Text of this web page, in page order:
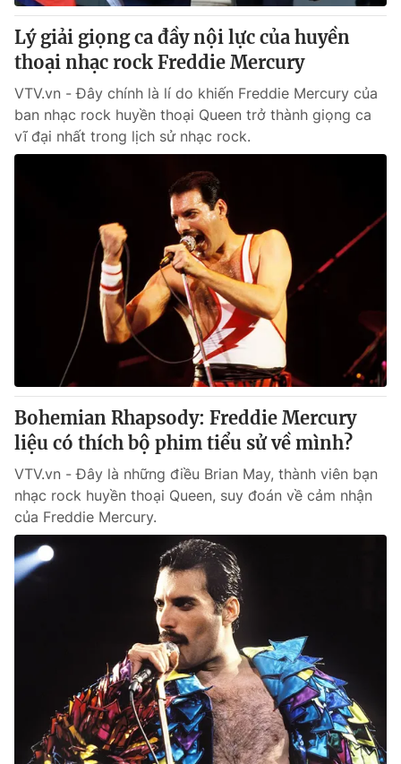
Lý giải giọng ca đầy nội lực của huyền
thoại nhạc rock Freddie Mercury
VTV.vn - Đây chính là lí do khiến Freddie Mercury của
ban nhạc rock huyền thoại Queen trở thành giọng ca
vĩ đại nhất trong lịch sử nhạc rock.
Bohemian Rhapsody: Freddie Mercury
liệu có thích bộ phim tiểu sử về mình?
VTV.vn - Đây là những điều Brian May, thành viên bạn
nhạc rock huyền thoại Queen, suy đoán về cảm nhận
của Freddie Mercury.